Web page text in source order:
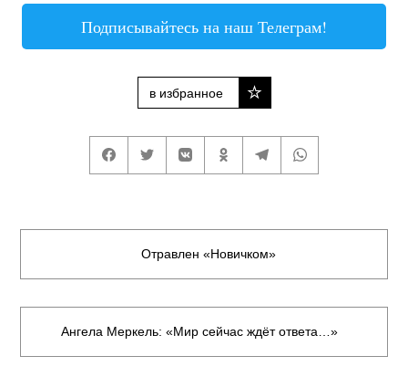
Подписывайтесь на наш Телеграм!
в избранное
Отравлен «Новичком»
Ангела Меркель: «Мир сейчас ждёт ответа…»